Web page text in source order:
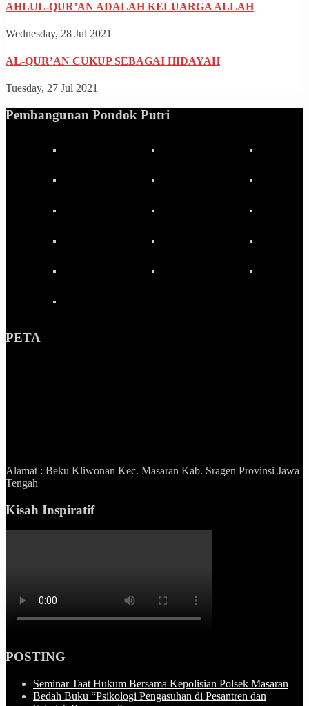
AHLUL-QUR’AN ADALAH KELUARGA ALLAH
Wednesday, 28 Jul 2021
AL-QUR’AN CUKUP SEBAGAI HIDAYAH
Tuesday, 27 Jul 2021
Pembangunan Pondok Putri
PETA
Alamat : Beku Kliwonan Kec. Masaran Kab. Sragen Provinsi Jawa
Tengah
Kisah Inspiratif
POSTING
Seminar Taat Hukum Bersama Kepolisian Polsek Masaran
Bedah Buku “Psikologi Pengasuhan di Pesantren dan